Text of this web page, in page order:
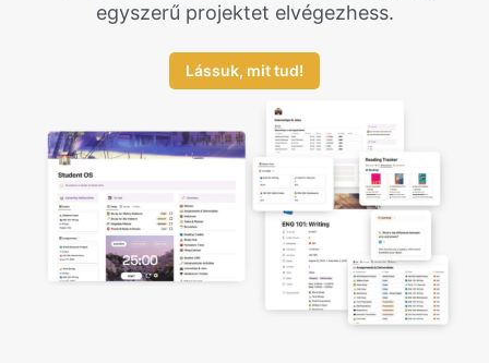
egyszerű projektet elvégezhess.
Lássuk, mit tud!